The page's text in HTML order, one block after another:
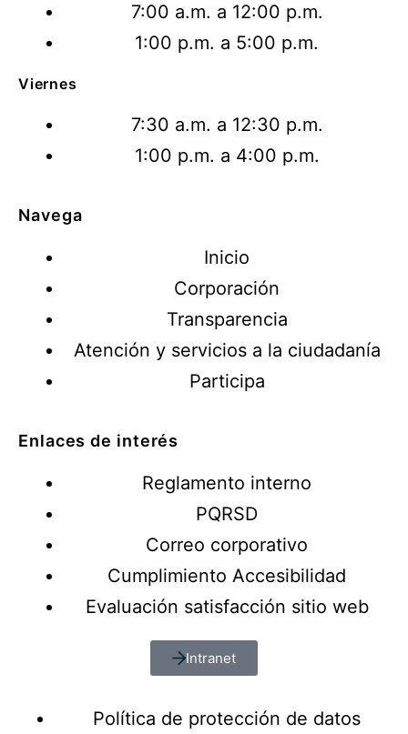
7:00 a.m. a 12:00 p.m.
1:00 p.m. a 5:00 p.m.
Viernes
7:30 a.m. a 12:30 p.m.
1:00 p.m. a 4:00 p.m.
Navega
Inicio
Corporación
Transparencia
Atención y servicios a la ciudadanía
Participa
Enlaces de interés
Reglamento interno
PQRSD
Correo corporativo
Cumplimiento Accesibilidad
Evaluación satisfacción sitio web
Intranet
Política de protección de datos